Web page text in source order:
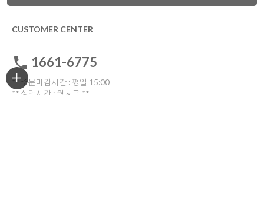
CUSTOMER CENTER
1661-6775
** 주문마감시간 : 평일 15:00
** 상담시간 : 월 ~ 금 **